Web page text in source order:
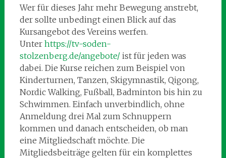
Wer für dieses Jahr mehr Bewegung anstrebt,
der sollte unbedingt einen Blick auf das
Kursangebot des Vereins werfen.
Unter https://tv-soden-
stolzenberg.de/angebote/ist für jeden was
dabei. Die Kurse reichen zum Beispiel von
Kinderturnen, Tanzen, Skigymnastik, Qigong,
Nordic Walking, Fußball, Badminton bis hin zu
Schwimmen. Einfach unverbindlich, ohne
Anmeldung drei Mal zum Schnuppern
kommen und danach entscheiden, ob man
eine Mitgliedschaft möchte. Die
Mitgliedsbeiträge gelten für ein komplettes